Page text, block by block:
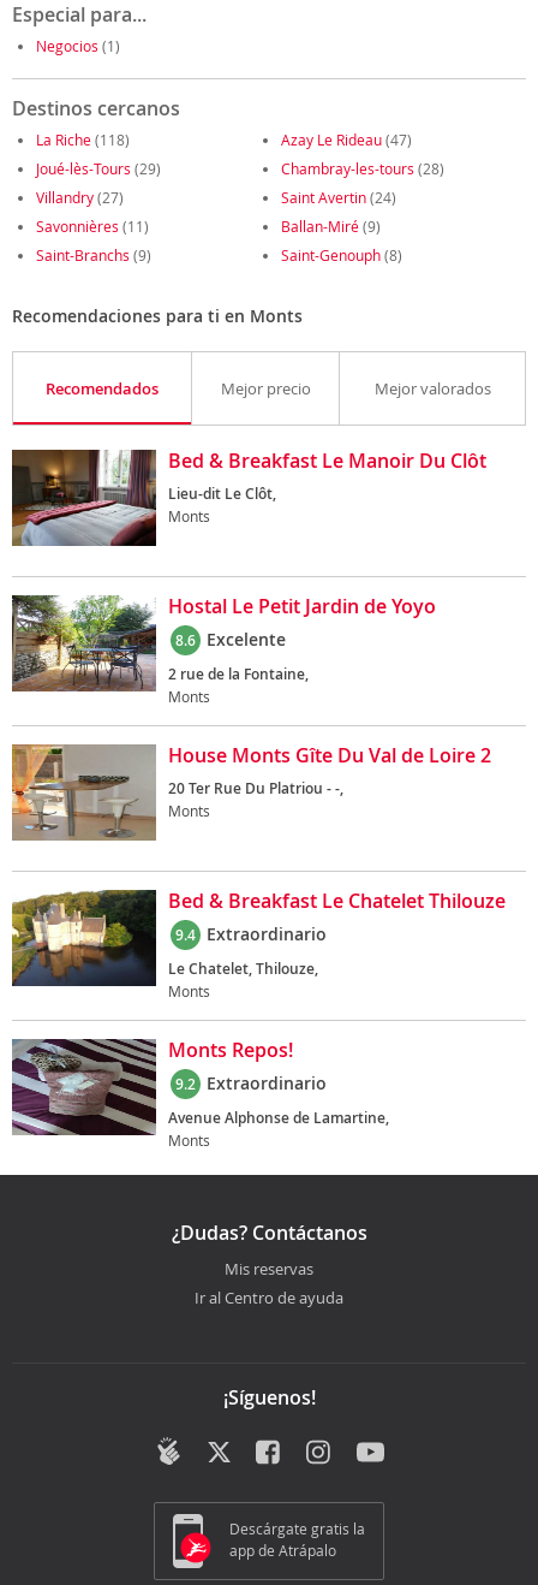
Especial para...
Negocios (1)
Destinos cercanos
La Riche(118) Azay Le Rideau(47)
Joué-lès-Tours (29) Chambray-les-tours (28)
Villandry(27) Saint Avertin(24)
Savonnières (11) Ballan-Miré(9)
Saint-Branchs (9) Saint-Genouph(8)
Recomendaciones para ti en Monts
Recomendados Mejor precio Mejor valorados
Bed & Breakfast Le Manoir Du Clôt
Lieu-dit Le Clôt,
Monts
Hostal Le Petit Jardin de Yoyo
8.6 Excelente
2 rue de la Fontaine,
Monts
House Monts Gîte Du Val de Loire 2
20 Ter Rue Du Platriou - -,
Monts
Bed & Breakfast Le Chatelet Thilouze
9.4 Extraordinario
Le Chatelet, Thilouze,
Monts
Monts Repos!
9.2 Extraordinario
Avenue Alphonse de Lamartine,
Monts
¿Dudas? Contáctanos
Mis reservas
Ir al Centro de ayuda
¡Síguenos!
Descárgate gratis la
app de Atrápalo